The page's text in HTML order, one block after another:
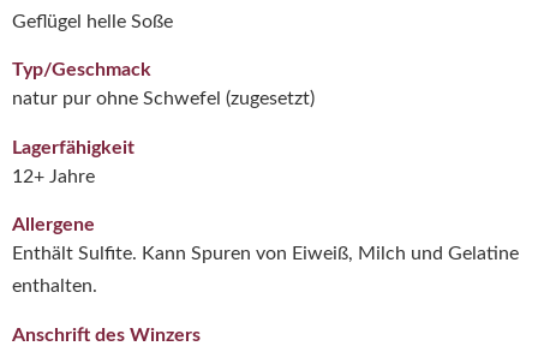
Geflügel helle Soße
Typ/Geschmack
natur pur ohne Schwefel (zugesetzt)
Lagerfähigkeit
12+ Jahre
Allergene
Enthält Sulfite. Kann Spuren von Eiweiß, Milch und Gelatine
enthalten.
Anschrift des Winzers